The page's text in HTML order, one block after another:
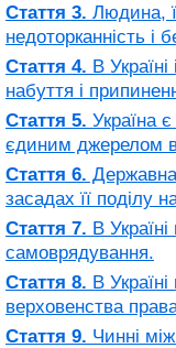
Стаття 3. Людина,
недоторканність і
Стаття 4. В
набуття і
Стаття 5. Україна
єдиним джерелом
Стаття 6.
засадах її поділу
Стаття 7. В
самоврядування.
Стаття 8. В
верховенства
Стаття 9. Чинні